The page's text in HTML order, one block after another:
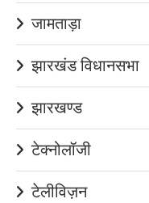
जामताड़ा
झारखंड विधानसभा
झारखण्ड
टेक्नोलॉजी
टेलीविज़न